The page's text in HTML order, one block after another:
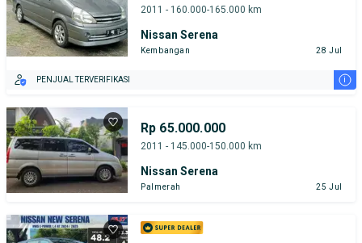
2011 - 160.000-165.000 km
Nissan Serena
Kembangan 28 Jul
PENJUAL TERVERIFIKASI i
Rp 65.000.000
2011 - 145.000-150.000 km
Nissan Serena
Palmerah 25 Jul